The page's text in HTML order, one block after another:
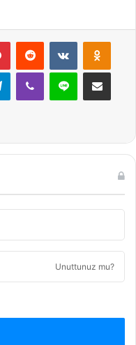
PinterestReddit VKontakte
TelegramViber Line E-Posta ile
Unuttunuz mu?